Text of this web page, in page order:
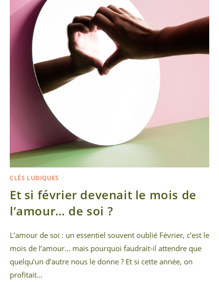
CLÉS LUDIQUES
Et si février devenait le mois de
l’amour… de soi ?
L’amour de soi : un essentiel souvent oublié Février, c’est le
mois de l’amour… mais pourquoi faudrait-il attendre que
quelqu’un d’autre nous le donne ? Et si cette année, on
profitait…